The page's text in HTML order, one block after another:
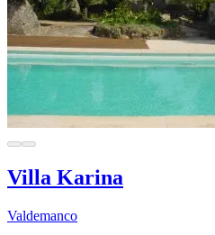
Villa Karina
Valdemanco